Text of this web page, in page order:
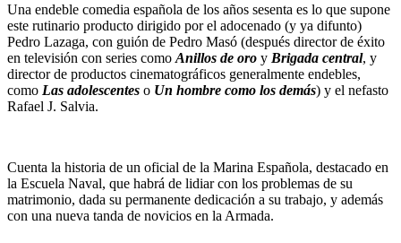
Una endeble comedia española de los años sesenta es lo que supone
este rutinario producto dirigido por el adocenado (y ya difunto)
Pedro Lazaga, con guión de Pedro Masó (después director de éxito
en televisión con series como Anillos de oro y Brigada central, y
director de productos cinematográficos generalmente endebles,
como Las adolescentes o Un hombre como los demás) y el nefasto
Rafael J. Salvia.
Cuenta la historia de un oficial de la Marina Española, destacado en
la Escuela Naval, que habrá de lidiar con los problemas de su
matrimonio, dada su permanente dedicación a su trabajo, y además
con una nueva tanda de novicios en la Armada.